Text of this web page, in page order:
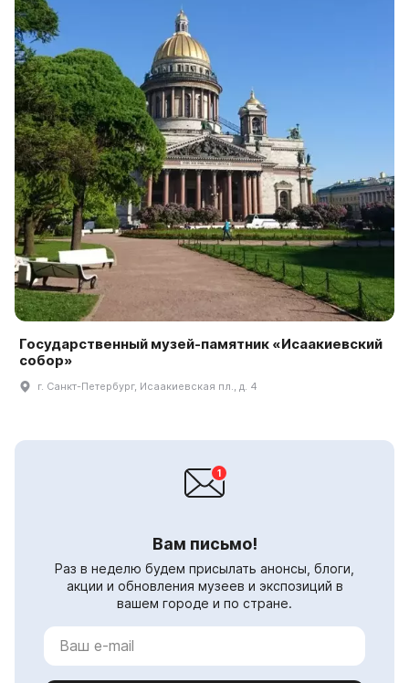
Государственный музей-памятник «Исаакиевский
собор»
г. Санкт-Петербург, Исаакиевская пл., д. 4
Вам письмо!
Раз в неделю будем присылать анонсы, блоги,
акции и обновления музеев и экспозиций в
вашем городе и по стране.